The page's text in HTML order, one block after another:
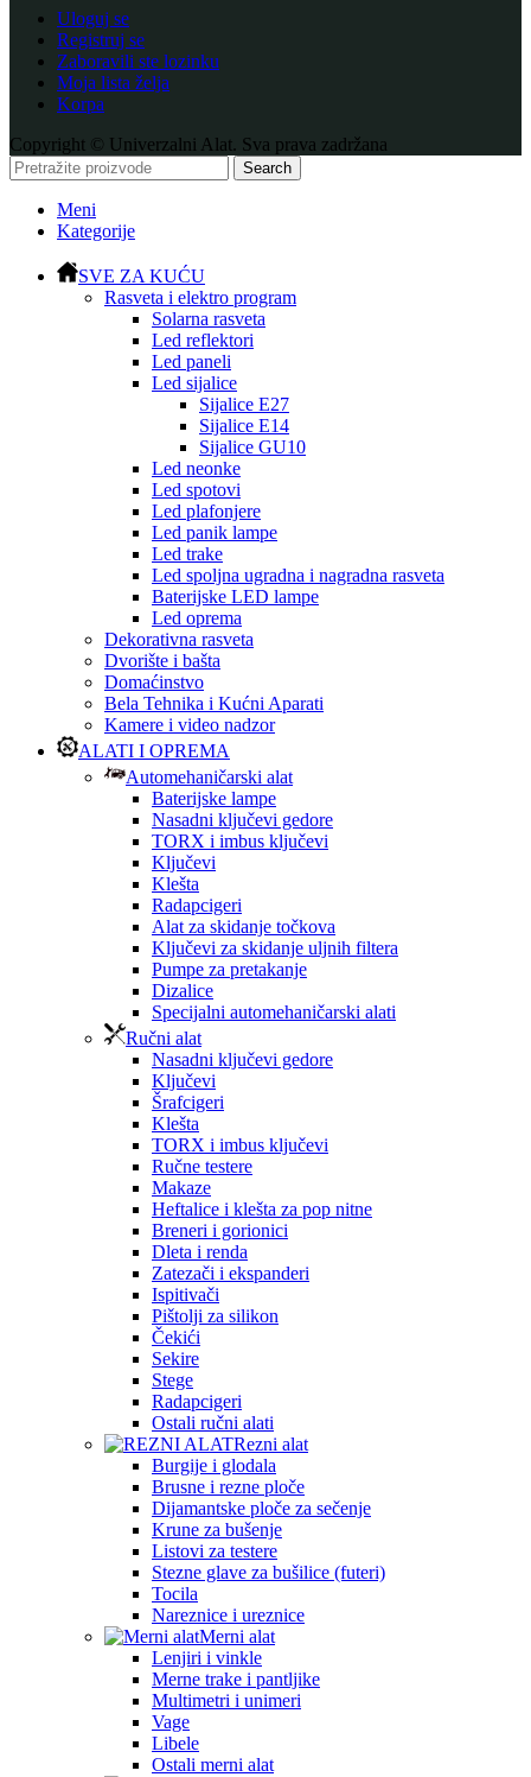
Uloguj se
Registruj se
Zaboravili ste lozinku
Moja lista želja
Korpa
Copyright © Univerzalni Alat. Sva prava zadržana
Search
Meni
Kategorije
SVE ZA KUĆU
Rasveta i elektro program
Solarna rasveta
Led reflektori
Led paneli
Led sijalice
Sijalice E27
Sijalice E14
Sijalice GU10
Led neonke
Led spotovi
Led plafonjere
Led panik lampe
Led trake
Led spoljna ugradna i nagradna rasveta
Baterijske LED lampe
Led oprema
Dekorativna rasveta
Dvorište i bašta
Domaćinstvo
Bela Tehnika i Kućni Aparati
Kamere i video nadzor
ALATI I OPREMA
Automehaničarski alat
Baterijske lampe
Nasadni ključevi gedore
TORX i imbus ključevi
Ključevi
Klešta
Radapcigeri
Alat za skidanje točkova
Ključevi za skidanje uljnih filtera
Pumpe za pretakanje
Dizalice
Specijalni automehaničarski alati
Ručni alat
Nasadni ključevi gedore
Ključevi
Šrafcigeri
Klešta
TORX i imbus ključevi
Ručne testere
Makaze
Heftalice i klešta za pop nitne
Breneri i gorionici
Dleta i renda
Zatezači i ekspanderi
Ispitivači
Pištolji za silikon
Čekići
Sekire
Stege
Radapcigeri
Ostali ručni alati
Rezni alat
Burgije i glodala
Brusne i rezne ploče
Dijamantske ploče za sečenje
Krune za bušenje
Listovi za testere
Stezne glave za bušilice (futeri)
Tocila
Nareznice i ureznice
Merni alat
Lenjiri i vinkle
Merne trake i pantljike
Multimetri i unimeri
Vage
Libele
Ostali merni alat